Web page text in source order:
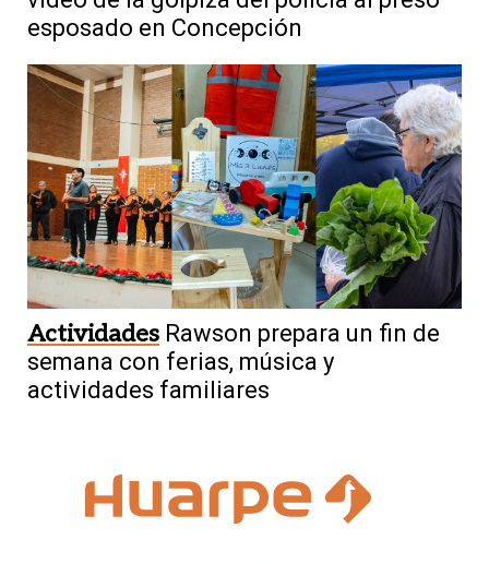
esposado en Concepción
Actividades Rawson prepara un fin de
semana con ferias, música y
actividades familiares